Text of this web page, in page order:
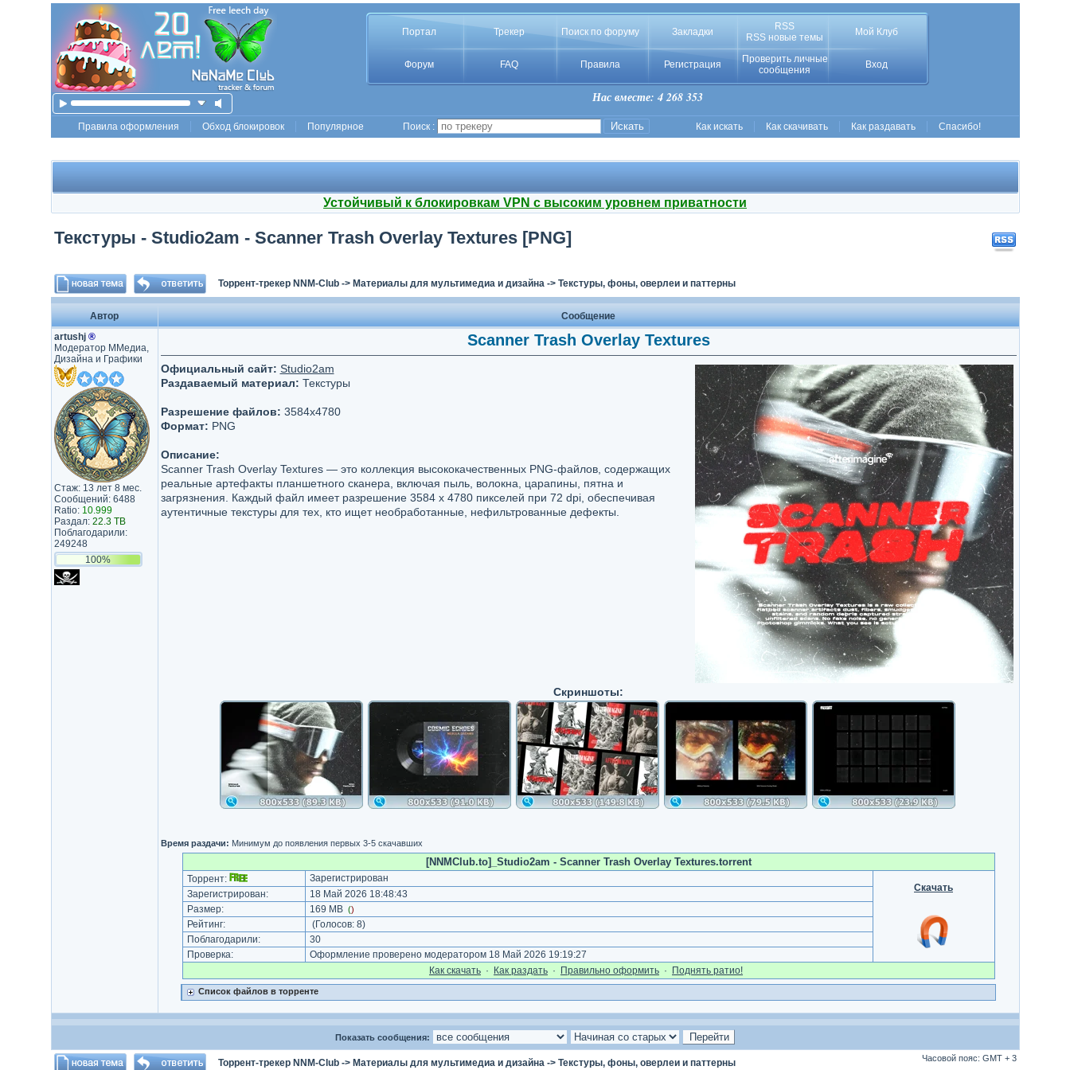
Портал Трекер Поиск по форуму Закладки
RSS
RSS новые темы
Мой Клуб
Форум FAQ Правила Регистрация
Проверить личные
сообщения
Вход
Нас вместе: 4 268 353
Правила оформления Обход блокировок Популярное Поиск : Как искать Как скачивать Как раздавать Спасибо!
Устойчивый к блокировкам VPN с высоким уровнем приватности
Текстуры - Studio2am - Scanner Trash Overlay Textures [PNG]
Торрент-трекер NNM-Club-> Материалы для мультимедиа и дизайна-> Текстуры, фоны, оверлеи и паттерны
Автор
Сообщение
artushj ®
Модератор ММедиа,
Дизайна и Графики
Стаж: 13 лет 8 мес.
Сообщений: 6488
Ratio: 10.999
Раздал: 22.3 TB
Поблагодарили:
249248
100%
Scanner Trash Overlay Textures
Официальный сайт: Studio2am
Раздаваемый материал: Текстуры
Разрешение файлов: 3584x4780
Формат: PNG
Описание:
Scanner Trash Overlay Textures — это коллекция высококачественных PNG-файлов, содержащих
реальные артефакты планшетного сканера, включая пыль, волокна, царапины, пятна и
загрязнения. Каждый файл имеет разрешение 3584 x 4780 пикселей при 72 dpi, обеспечивая
аутентичные текстуры для тех, кто ищет необработанные, нефильтрованные дефекты.
Скриншоты:
Время раздачи: Минимум до появления первых 3-5 скачавших
[NNMClub.to]_Studio2am - Scanner Trash Overlay Textures.torrent
Торрент:
Зарегистрирован
Скачать
Зарегистрирован:
18 Май 2026 18:48:43
Размер:
169 MB ()
Рейтинг: (Голосов: 8)
Поблагодарили:
30
Проверка:
Оформление проверено модератором 18 Май 2026 19:19:27
Как cкачать · Как раздать · Правильно оформить · Поднять ратио!
Список файлов в торренте
Показать сообщения:
Торрент-трекер NNM-Club-> Материалы для мультимедиа и дизайна-> Текстуры, фоны, оверлеи и паттерны Часовой пояс: GMT + 3